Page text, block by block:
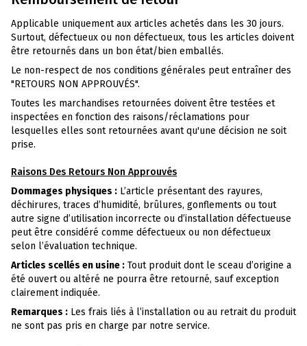
Applicable uniquement aux articles achetés dans les 30 jours.
Surtout, défectueux ou non défectueux, tous les articles doivent
être retournés dans un bon état/bien emballés.
Le non-respect de nos conditions générales peut entraîner des
"RETOURS NON APPROUVÉS".
Toutes les marchandises retournées doivent être testées et
inspectées en fonction des raisons/réclamations pour
lesquelles elles sont retournées avant qu'une décision ne soit
prise.
Raisons Des Retours Non Approuvés
Dommages physiques : L’article présentant des rayures,
déchirures, traces d’humidité, brûlures, gonflements ou tout
autre signe d’utilisation incorrecte ou d’installation défectueuse
peut être considéré comme défectueux ou non défectueux
selon l’évaluation technique.
Articles scellés en usine : Tout produit dont le sceau d’origine a
été ouvert ou altéré ne pourra être retourné, sauf exception
clairement indiquée.
Remarques : Les frais liés à l’installation ou au retrait du produit
ne sont pas pris en charge par notre service.